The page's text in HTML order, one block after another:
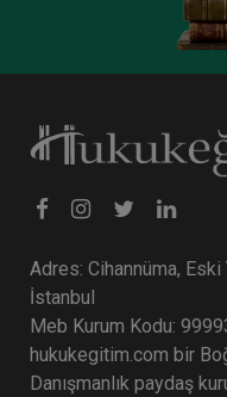
Adres: Cihannüma, Eski
İstanbul
Meb Kurum Kodu:
hukukegitim.com bir
Danışmanlık paydaş